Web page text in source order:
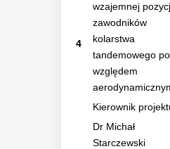
4
wzajemnej
zawodników
kolarstwa
tandemowego
względem
Kierownik
Dr Michał
Starczewski